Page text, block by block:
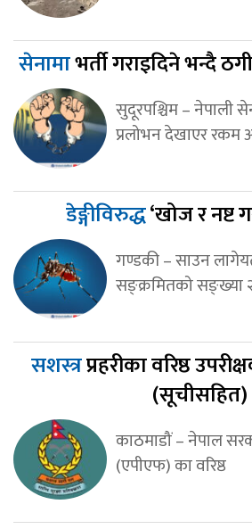
सेनामाभर्ती गराइदिने भन्दै
सुदूरपश्चिम – नेपाली
प्रलोभन देखाएर रकम
डेङ्गीविरुद्ध‘खोज र नष्ट
गण्डकी – साउन
सङ्क्रमितको सङ्ख्या
सशस्त्रप्रहरीका वरिष्ठ
(सूचीसहित)
काठमाडौं – नेपाल
(एपीएफ) का वरिष्ठ